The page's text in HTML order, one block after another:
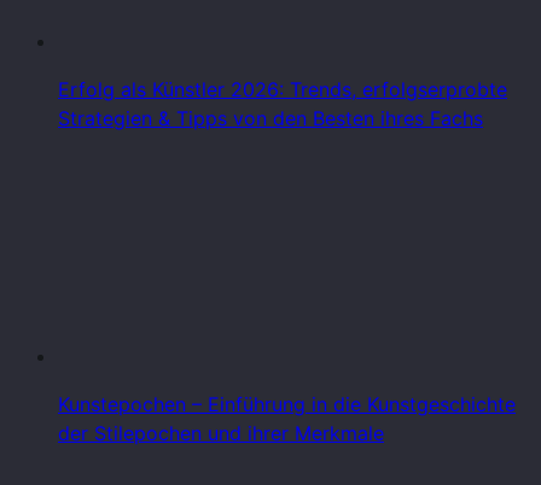
Erfolg als Künstler 2026: Trends, erfolgserprobte
Strategien & Tipps von den Besten ihres Fachs
Kunstepochen – Einführung in die Kunstgeschichte
der Stilepochen und ihrer Merkmale